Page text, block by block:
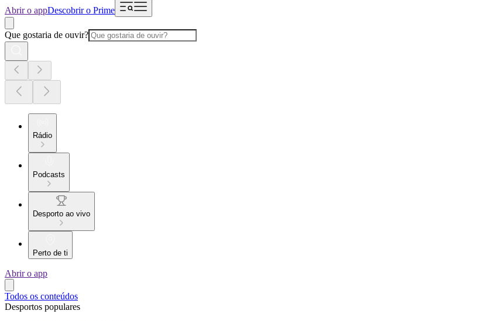
Abrir o appDescobrir o Prime
Que gostaria de ouvir?
Rádio
Podcasts
Desporto ao vivo
Perto de ti
Abrir o app
Todos os conteúdos
Desportos populares